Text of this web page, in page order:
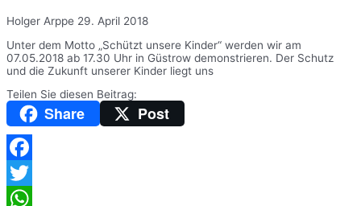
Holger Arppe 29. April 2018
Unter dem Motto „Schützt unsere Kinder“ werden wir am
07.05.2018 ab 17.30 Uhr in Güstrow demonstrieren. Der Schutz
und die Zukunft unserer Kinder liegt uns
Teilen Sie diesen Beitrag:
Share Post
Facebook
Twitter